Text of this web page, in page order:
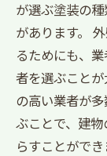
が選ぶ塗装の
があります。
るためにも、
者を選ぶこと
の高い業者が
ぶことで、建
らすことができ